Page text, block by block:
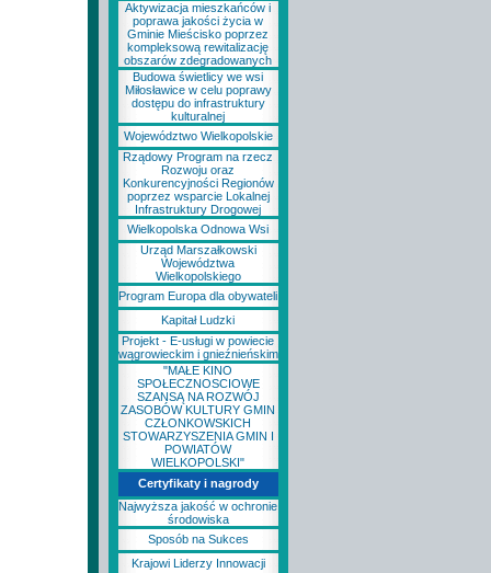
Aktywizacja mieszkańców i
poprawa jakości życia w
Gminie Mieścisko poprzez
kompleksową rewitalizację
obszarów zdegradowanych
Budowa świetlicy we wsi
Miłosławice w celu poprawy
dostępu do infrastruktury
kulturalnej
Województwo Wielkopolskie
Rządowy Program na rzecz
Rozwoju oraz
Konkurencyjności Regionów
poprzez wsparcie Lokalnej
Infrastruktury Drogowej
Wielkopolska Odnowa Wsi
Urząd Marszałkowski
Województwa
Wielkopolskiego
Program Europa dla obywateli
Kapitał Ludzki
Projekt - E-usługi w powiecie
wągrowieckim i gnieźnieńskim
"MAŁE KINO
SPOŁECZNOSCIOWE
SZANSĄ NA ROZWÓJ
ZASOBÓW KULTURY GMIN
CZŁONKOWSKICH
STOWARZYSZENIA GMIN I
POWIATÓW
WIELKOPOLSKI"
Certyfikaty i nagrody
Najwyższa jakość w ochronie
środowiska
Sposób na Sukces
Krajowi Liderzy Innowacji